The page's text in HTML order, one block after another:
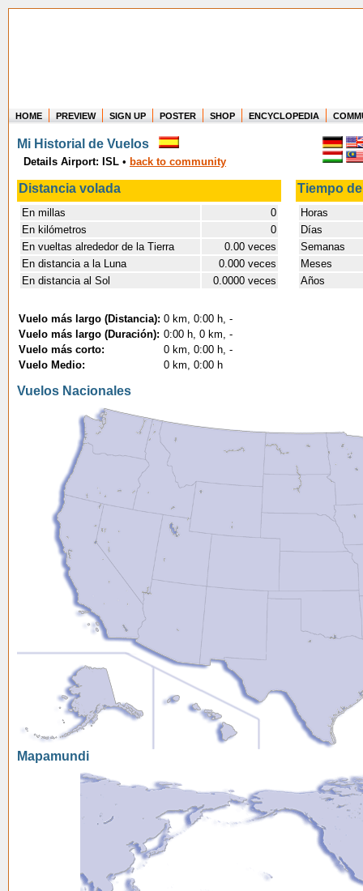
Where in the world have you flown?
How long have you been in the air?
Create your own FlightMemory and see!
HOME PREVIEW SIGN UP POSTER SHOP ENCYCLOPEDIA
Mi Historial de Vuelos
Details Airport: ISL • back to community
Distancia volada Tiempo
En millas
0
En kilómetros
0
En vueltas alrededor de la Tierra
0.00 veces
En distancia a la Luna
0.000 veces
En distancia al Sol
0.0000 veces
Horas
Días
Semanas
Meses
Años
Vuelo más largo (Distancia): 0 km, 0:00 h, -
Vuelo más largo (Duración): 0:00 h, 0 km, -
Vuelo más corto:
0 km, 0:00 h, -
Vuelo Medio:
0 km, 0:00 h
Vuelos Nacionales
Mapamundi